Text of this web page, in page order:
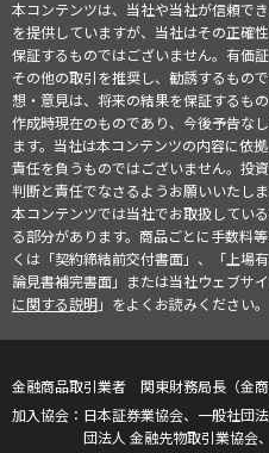
本コンテンツは、当社や当社が信頼で
を提供していますが、当社はその正確
保証するものではございません。有価
その他の取引を推奨し、勧誘するもの
想・意見は、将来の結果を保証するも
作成時現在のものであり、今後予告な
ます。当社は本コンテンツの内容に依
責任を負うものではございません。投
判断と責任でなさるようお願いいたしま
本コンテンツでは当社でお取扱してい
る部分があります。商品ごとに手数料
くは「契約締結前交付書面」、「上場
論見書補完書面」または当社ウェブサ
に関する説明」をよくお読みください。
金融商品取引業者 関東財務局長（金
日本証券業協会、一般社団
団法人 金融先物取引業協会、